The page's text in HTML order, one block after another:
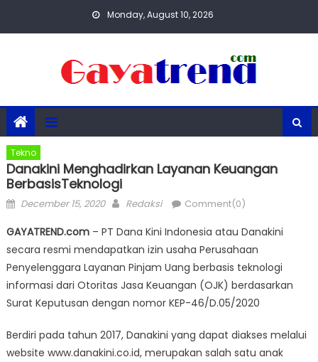
Monday, August 10, 2026
Tekno
Danakini Menghadirkan Layanan Keuangan
BerbasisTeknologi
Posted
December 15, 2020 Author
Redaksi Comment(0)
GAYATREND.com– PT Dana Kini Indonesia atau Danakini
secara resmi mendapatkan izin usaha Perusahaan
Penyelenggara Layanan Pinjam Uang berbasis teknologi
informasi dari Otoritas Jasa Keuangan (OJK) berdasarkan
Surat Keputusan dengan nomor KEP-46/D.05/2020
Berdiri pada tahun 2017, Danakini yang dapat diakses melalui
website www.danakini.co.id, merupakan salah satu anak